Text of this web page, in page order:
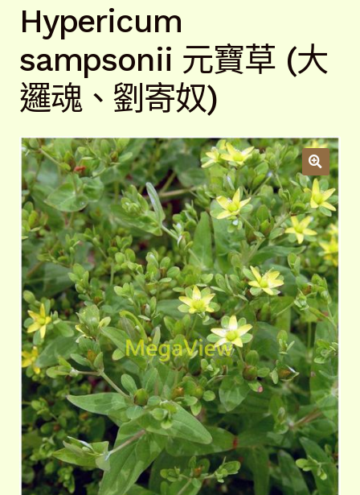
植物圖鑑/標示牌/附件型錄
展
開
子
解說牌規格
選
單
常見問題
展
開
子
選
單
客戶實績
展
開
子
選
單
Hypericum
sampsonii 元寶草 (大
邏魂、劉寄奴)